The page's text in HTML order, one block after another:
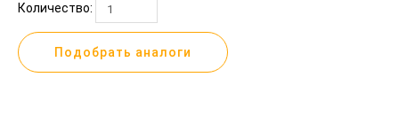
Количество:
Подобрать аналоги